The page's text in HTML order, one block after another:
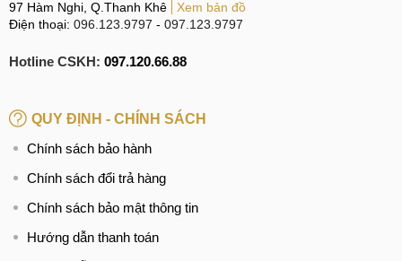
Hotline:097.3333.602
Hotline:097.123.9797
Tìm kiếm liên quan trên Google
thay màn hình Nokia A1 Plus giá bao nhiêu
97 Hàm Nghi, Q.Thanh Khê
Xem bản đồ
Điện thoại: 096.123.9797 - 097.123.9797
Hotline CSKH: 097.120.66.88
QUY ĐỊNH - CHÍNH SÁCH
Chính sách bảo hành
Chính sách đổi trả hàng
Chính sách bảo mật thông tin
Hướng dẫn thanh toán